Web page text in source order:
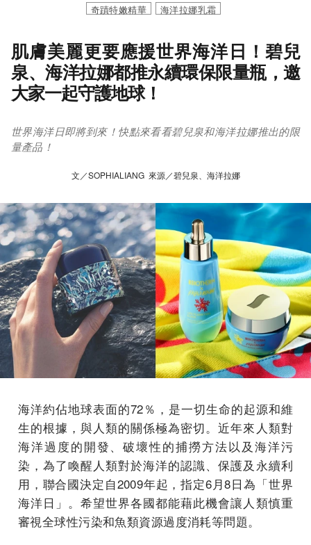
奇蹟特嫩精華
海洋拉娜乳霜
肌膚美麗更要應援世界海洋日！碧兒
泉、海洋拉娜都推永續環保限量瓶，邀
大家一起守護地球！
世界海洋日即將到來！快點來看看碧兒泉和海洋拉娜推出的限
量產品！
文／SOPHIALIANG 來源／碧兒泉、海洋拉娜
海洋約佔地球表面的72％，是一切生命的起源和維
生的根據，與人類的關係極為密切。近年來人類對
海洋過度的開發、破壞性的捕撈方法以及海洋污
染，為了喚醒人類對於海洋的認識、保護及永續利
用，聯合國決定自2009年起，指定6月8日為「世界
海洋日」。希望世界各國都能藉此機會讓人類慎重
審視全球性污染和魚類資源過度消耗等問題。